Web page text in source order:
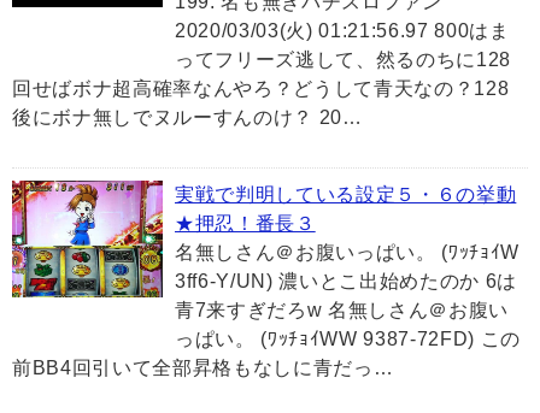
2020/03/03(火) 01:21:56.97 800はま
ってフリーズ逃して、然るのちに128
回せばボナ超高確率なんやろ？どうして青天なの？128
後にボナ無しでヌルーすんのけ？ 20…
実戦で判明している設定５・６の挙動
★押忍！番長３
名無しさん＠お腹いっぱい。 (ﾜｯﾁｮｲW
3ff6-Y/UN) 濃いとこ出始めたのか 6は
青7来すぎだろw 名無しさん＠お腹い
っぱい。 (ﾜｯﾁｮｲWW 9387-72FD) この
前BB4回引いて全部昇格もなしに青だっ…